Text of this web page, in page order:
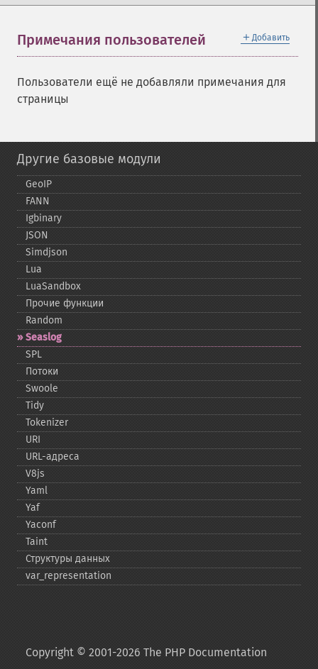
＋ Добавить
Примечания пользователей
Пользователи ещё не добавляли примечания для
страницы
Другие базовые модули
GeoIP
FANN
Igbinary
JSON
Simdjson
Lua
LuaSandbox
Прочие функции
Random
Seaslog
SPL
Потоки
Swoole
Tidy
Tokenizer
URI
URL-​адреса
V8js
Yaml
Yaf
Yaconf
Taint
Структуры данных
var_​representation
Copyright © 2001-2026 The PHP Documentation